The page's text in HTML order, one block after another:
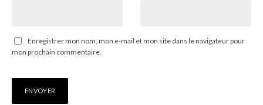
Enregistrer mon nom, mon e-mail et mon site dans le navigateur pour
mon prochain commentaire.